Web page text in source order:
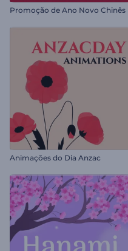
Promoção de Ano Novo Chinês
Animações do Dia Anzac